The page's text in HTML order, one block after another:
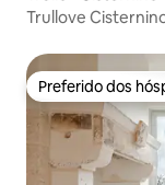
Trullove
Preferido dos
Preferido dos